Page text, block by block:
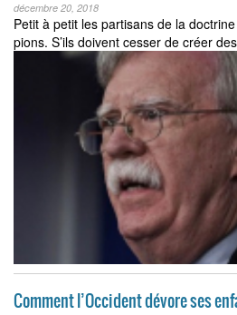
décembre 20, 2018
Petit à petit les partisans de la
pions. S’ils doivent cesser de créer
Comment l’Occident dévore ses